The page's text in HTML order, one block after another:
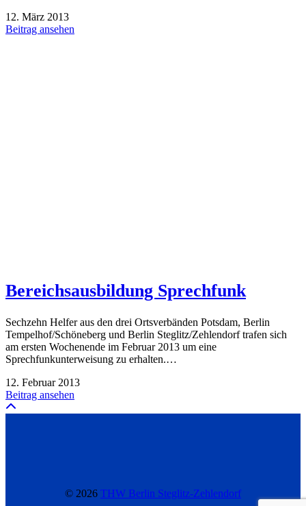
12. März 2013
Beitrag ansehen
Bereichsausbildung Sprechfunk
Sechzehn Helfer aus den drei Ortsverbänden Potsdam, Berlin
Tempelhof/Schöneberg und Berlin Steglitz/Zehlendorf trafen sich
am ersten Wochenende im Februar 2013 um eine
Sprechfunkunterweisung zu erhalten.…
12. Februar 2013
Beitrag ansehen
© 2026 THW Berlin Steglitz-Zehlendorf